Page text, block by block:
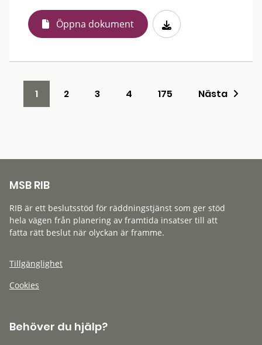
Öppna dokument
1 2 3 4 175 Nästa
MSB RIB
RIB är ett beslutsstöd för räddningstjänst som ger stöd
hela vägen från planering av framtida insatser till att
fatta rätt beslut när olyckan är framme.
Tillgänglighet
Cookies
Behöver du hjälp?